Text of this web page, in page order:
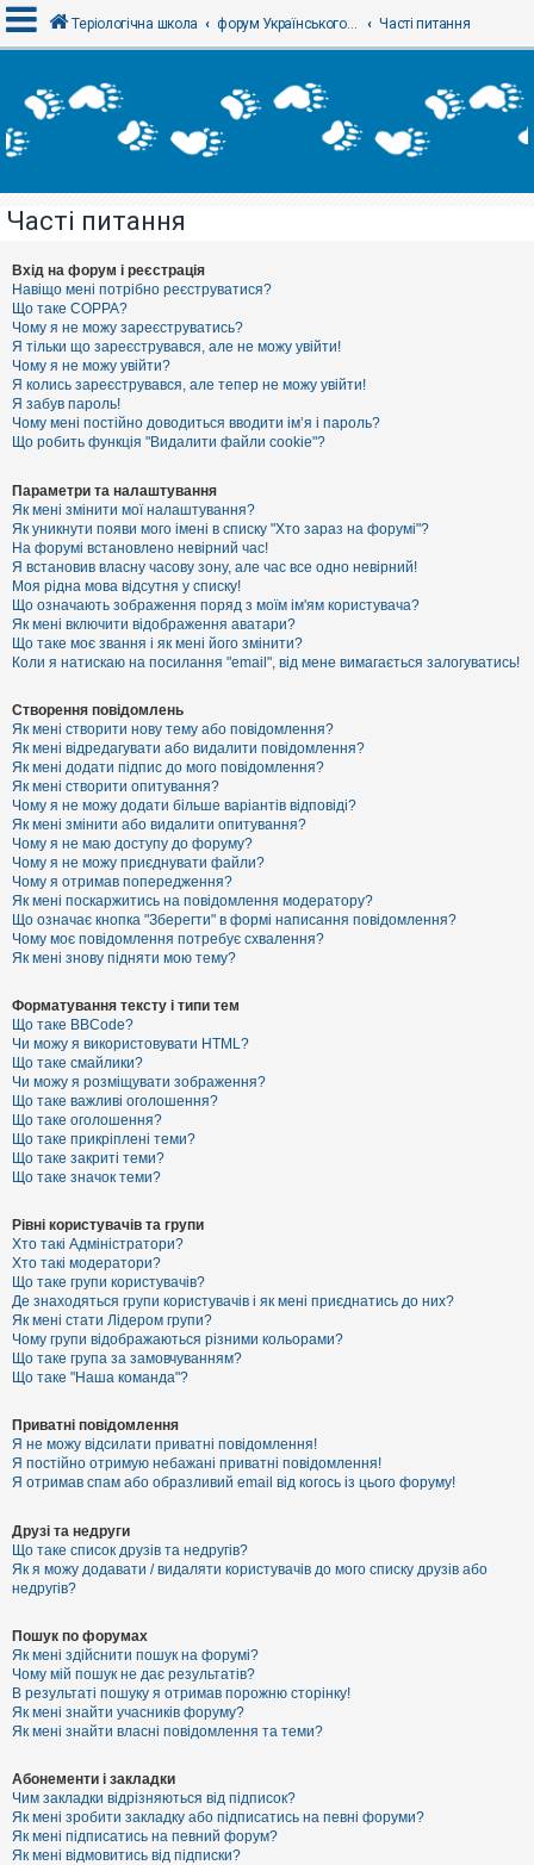
х
і
Р
є
с
т
р
а
ц
і
я
Т
м
и
б
е
з
в
і
д
п
о
в
і
е
й
А
к
т
и
в
н
і
т
е
м
и
П
о
ш
у
к
Д
о
п
о
г
а
Теріологічна школа форум Українського теріологічного товариства Часті питання
Часті питання
Вхід на форум і реєстрація
Навіщо мені потрібно реєструватися?
Що таке COPPA?
Чому я не можу зареєструватись?
Я тільки що зареєструвався, але не можу увійти!
Чому я не можу увійти?
Я колись зареєструвався, але тепер не можу увійти!
Я забув пароль!
Чому мені постійно доводиться вводити ім’я і пароль?
Що робить функція "Видалити файли cookie"?
Параметри та налаштування
Як мені змінити мої налаштування?
Як уникнути появи мого імені в списку "Хто зараз на форумі"?
На форумі встановлено невірний час!
Я встановив власну часову зону, але час все одно невірний!
Моя рідна мова відсутня у списку!
Що означають зображення поряд з моїм ім'ям користувача?
Як мені включити відображення аватари?
Що таке моє звання і як мені його змінити?
Коли я натискаю на посилання "email", від мене вимагається залогуватись!
Створення повідомлень
Як мені створити нову тему або повідомлення?
Як мені відредагувати або видалити повідомлення?
Як мені додати підпис до мого повідомлення?
Як мені створити опитування?
Чому я не можу додати більше варіантів відповіді?
Як мені змінити або видалити опитування?
Чому я не маю доступу до форуму?
Чому я не можу приєднувати файли?
Чому я отримав попередження?
Як мені поскаржитись на повідомлення модератору?
Що означає кнопка "Зберегти" в формі написання повідомлення?
Чому моє повідомлення потребує схвалення?
Як мені знову підняти мою тему?
Форматування тексту і типи тем
Що таке BBCode?
Чи можу я використовувати HTML?
Що таке смайлики?
Чи можу я розміщувати зображення?
Що таке важливі оголошення?
Що таке оголошення?
Що таке прикріплені теми?
Що таке закриті теми?
Що таке значок теми?
Рівні користувачів та групи
Хто такі Адміністратори?
Хто такі модератори?
Що таке групи користувачів?
Де знаходяться групи користувачів і як мені приєднатись до них?
Як мені стати Лідером групи?
Чому групи відображаються різними кольорами?
Що таке група за замовчуванням?
Що таке "Наша команда"?
Приватні повідомлення
Я не можу відсилати приватні повідомлення!
Я постійно отримую небажані приватні повідомлення!
Я отримав спам або образливий email від когось із цього форуму!
Друзі та недруги
Що таке список друзів та недругів?
Як я можу додавати / видаляти користувачів до мого списку друзів або
недругів?
Пошук по форумах
Як мені здійснити пошук на форумі?
Чому мій пошук не дає результатів?
В результаті пошуку я отримав порожню сторінку!
Як мені знайти учасників форуму?
Як мені знайти власні повідомлення та теми?
Абонементи і закладки
Чим закладки відрізняються від підписок?
Як мені зробити закладку або підписатись на певні форуми?
Як мені підписатись на певний форум?
Як мені відмовитись від підписки?